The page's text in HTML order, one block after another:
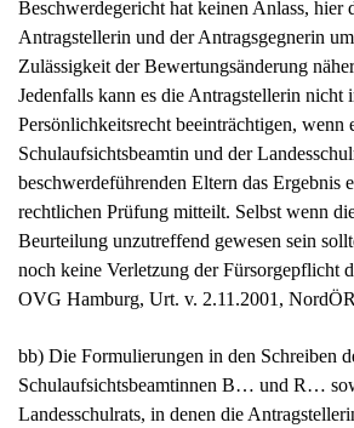
Beschwerdegericht hat keinen Anlass, hier
Antragstellerin und der Antragsgegnerin
Zulässigkeit der Bewertungsänderung
Jedenfalls kann es die Antragstellerin nicht
Persönlichkeitsrecht beeinträchtigen, wenn
Schulaufsichtsbeamtin und der
beschwerdeführenden Eltern das Ergebnis
rechtlichen Prüfung mitteilt. Selbst wenn
Beurteilung unzutreffend gewesen sein
noch keine Verletzung der Fürsorgepflicht
OVG Hamburg, Urt. v. 2.11.2001,
bb) Die Formulierungen in den Schreiben
Schulaufsichtsbeamtinnen B… und R…
Landesschulrats, in denen die